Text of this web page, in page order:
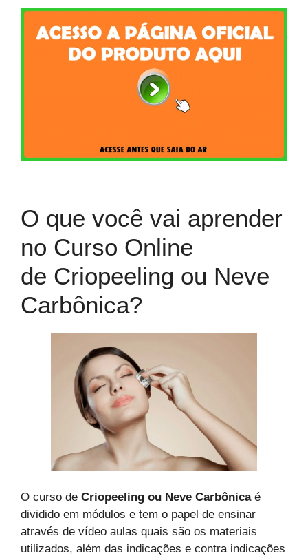
O que você vai aprender
no Curso Online
de Criopeeling ou Neve
Carbônica?
O curso de Criopeeling ou Neve Carbônicaé
dividido em módulos e tem o papel de ensinar
através de vídeo aulas quais são os materiais
utilizados, além das indicações e contra indicações